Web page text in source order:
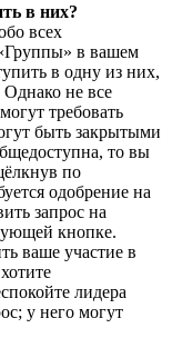
в них?
всех
в вашем
в одну из них,
не все
требовать
быть закрытыми
то вы
по
одобрение на
запрос на
кнопке.
ваше участие в
лидера
у него могут